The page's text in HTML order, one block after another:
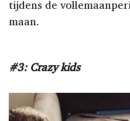
tijdens de
maan.
#3: Crazy kids